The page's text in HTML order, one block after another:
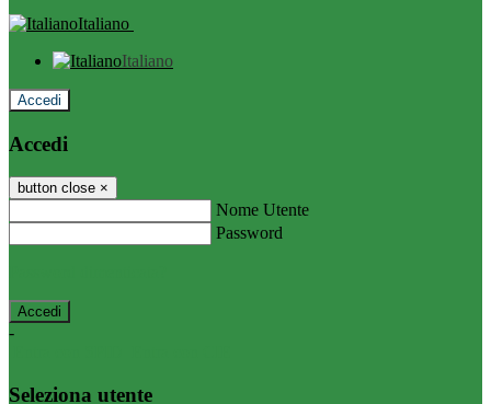
Italiano
Italiano
Accedi
Accedi
button close ×
Nome Utente
Password
-
Seleziona utente